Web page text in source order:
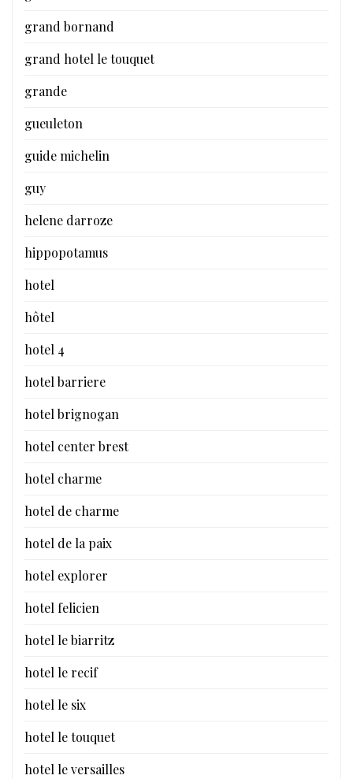
grand bornand
grand hotel le touquet
grande
gueuleton
guide michelin
guy
helene darroze
hippopotamus
hotel
hôtel
hotel 4
hotel barriere
hotel brignogan
hotel center brest
hotel charme
hotel de charme
hotel de la paix
hotel explorer
hotel felicien
hotel le biarritz
hotel le recif
hotel le six
hotel le touquet
hotel le versailles